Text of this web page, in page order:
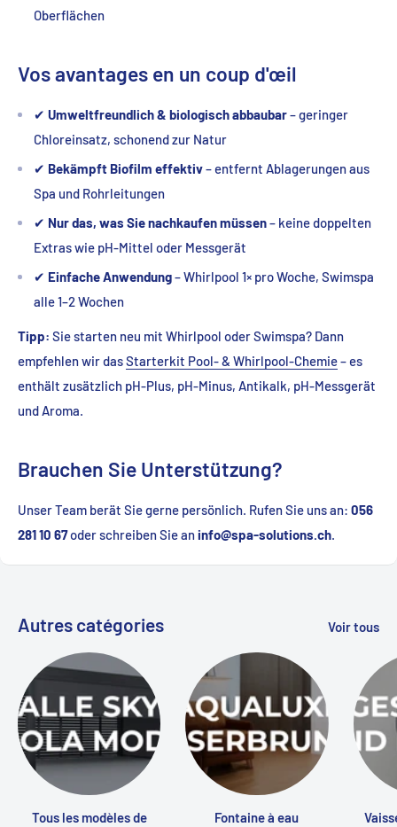
Oberflächen
Vos avantages en un coup d'œil
✔ Umweltfreundlich & biologisch abbaubar– geringer
Chloreinsatz, schonend zur Natur
✔ Bekämpft Biofilm effektiv– entfernt Ablagerungen aus
Spa und Rohrleitungen
✔ Nur das, was Sie nachkaufen müssen– keine doppelten
Extras wie pH-Mittel oder Messgerät
✔ Einfache Anwendung– Whirlpool 1× pro Woche, Swimspa
alle 1–2 Wochen
Tipp: Sie starten neu mit Whirlpool oder Swimspa? Dann
empfehlen wir dasStarterkit Pool- & Whirlpool-Chemie– es
enthält zusätzlich pH-Plus, pH-Minus, Antikalk, pH-Messgerät
und Aroma.
Brauchen Sie Unterstützung?
Unser Team berät Sie gerne persönlich. Rufen Sie uns an: 056
281 10 67oder schreiben Sie aninfo@spa-solutions.ch.
Autres catégories Voir tous
Tous les modèles de
Fontaine à eau